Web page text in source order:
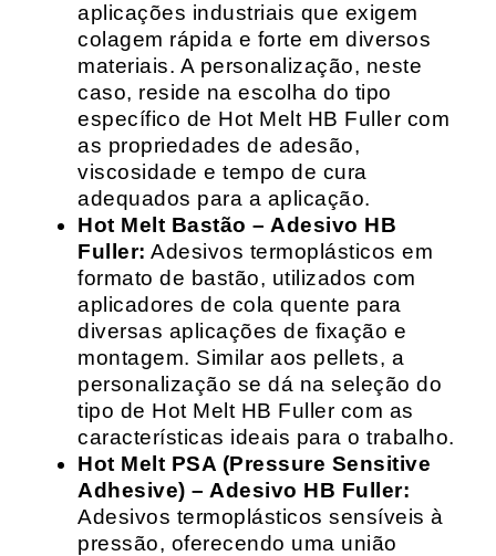
aplicações industriais que exigem
colagem rápida e forte em diversos
materiais. A personalização, neste
caso, reside na escolha do tipo
específico de Hot Melt HB Fuller com
as propriedades de adesão,
viscosidade e tempo de cura
adequados para a aplicação.
Hot Melt Bastão – Adesivo HB
Fuller: Adesivos termoplásticos em
formato de bastão, utilizados com
aplicadores de cola quente para
diversas aplicações de fixação e
montagem. Similar aos pellets, a
personalização se dá na seleção do
tipo de Hot Melt HB Fuller com as
características ideais para o trabalho.
Hot Melt PSA (Pressure Sensitive
Adhesive) – Adesivo HB Fuller:
Adesivos termoplásticos sensíveis à
pressão, oferecendo uma união